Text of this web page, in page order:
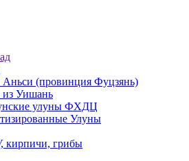
(провинция Фуцзянь)
Уишань
улуны ФХДЦ
Улуны
грибы